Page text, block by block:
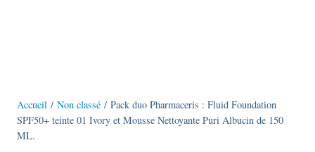
Accueil / Non classé / Pack duo Pharmaceris : Fluid Foundation
SPF50+ teinte 01 Ivory et Mousse Nettoyante Puri Albucin de 150
ML.